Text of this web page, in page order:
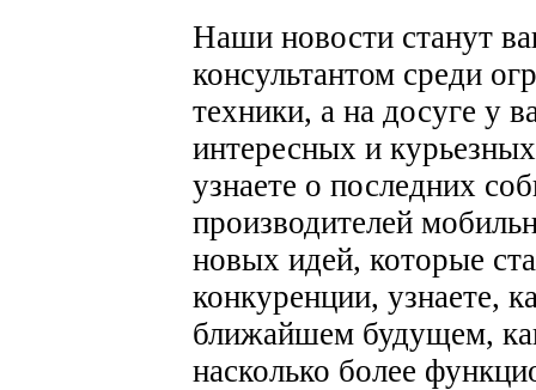
Наши новости станут
консультантом среди
техники, а на досуге у
интересных и
узнаете о последних
производителей
новых идей, которые
конкуренции, узнаете,
ближайшем будущем,
насколько более